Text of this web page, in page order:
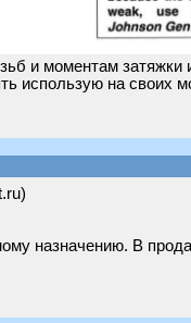
и моментам затяжки
использую на своих
назначению. В